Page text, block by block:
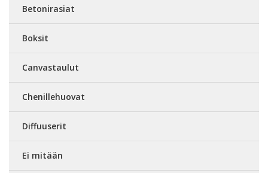
Betonirasiat
Boksit
Canvastaulut
Chenillehuovat
Diffuuserit
Ei mitään